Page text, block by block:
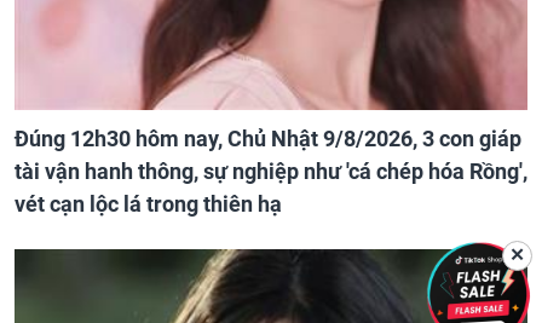
Đúng 12h30 hôm nay, Chủ Nhật 9/8/2026, 3 con giáp
tài vận hanh thông, sự nghiệp như 'cá chép hóa Rồng',
vét cạn lộc lá trong thiên hạ
✕